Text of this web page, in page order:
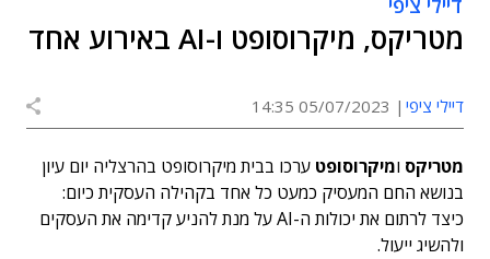
דיילי ציפי
מטריקס, מיקרוסופט ו-AI באירוע אחד
דיילי ציפי 05/07/2023 14:35
מטריקס ומיקרוסופט ערכו בבית מיקרוסופט בהרצליה יום עיון
בנושא החם המעסיק כמעט כל אחד בקהילה העסקית כיום:
כיצד לרתום את יכולות ה-AI על מנת להניע קדימה את העסקים
ולהשיג ייעול.